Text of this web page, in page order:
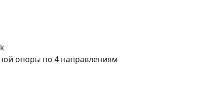
опоры по 4 направлениям